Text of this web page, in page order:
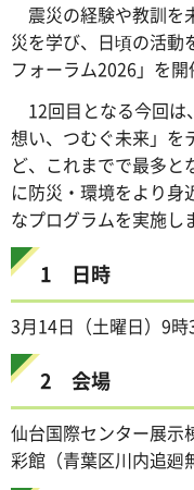
震災の経験や教訓を
災を学び、日頃の活動
フォーラム2026」を開
12回目となる今回
想い、つむぐ未来」を
ど、これまでで最多と
に防災・環境をより身
なプログラムを実施し
1 日時
3月14日（土曜日）9
2 会場
仙台国際センター展示
彩館（青葉区川内追廻